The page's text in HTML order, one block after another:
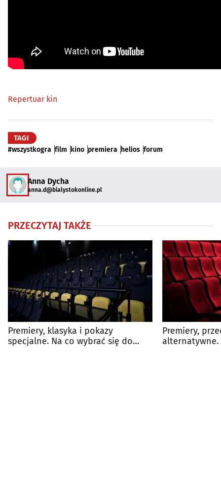
Repertuar kin
TAGI
#wszystkogra film kino premiera helios forum
Anna Dycha
anna.d@bialystokonline.pl
PRZECZYTAJ TAKŻE
Premiery, klasyka i pokazy
specjalne. Na co wybrać się do
Premiery,
alternatywne.